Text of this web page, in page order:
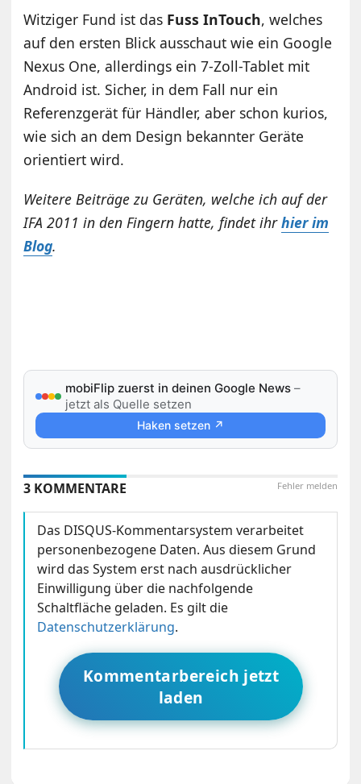
Witziger Fund ist das Fuss InTouch, welches
auf den ersten Blick ausschaut wie ein Google
Nexus One, allerdings ein 7-Zoll-Tablet mit
Android ist. Sicher, in dem Fall nur ein
Referenzgerät für Händler, aber schon kurios,
wie sich an dem Design bekannter Geräte
orientiert wird.
Weitere Beiträge zu Geräten, welche ich auf der
IFA 2011 in den Fingern hatte, findet ihrhier im
Blog.
mobiFlip zuerst in deinen Google News –
jetzt als Quelle setzen
Haken setzen ↗
Fehler melden
3 KOMMENTARE
Das DISQUS-Kommentarsystem verarbeitet
personenbezogene Daten. Aus diesem Grund
wird das System erst nach ausdrücklicher
Einwilligung über die nachfolgende
Schaltfläche geladen. Es gilt die
Datenschutzerklärung.
Kommentarbereich jetzt
laden